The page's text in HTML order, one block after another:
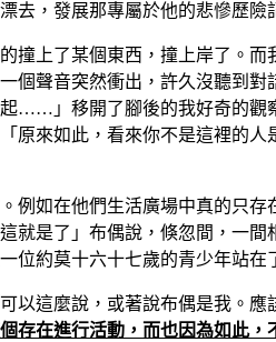
去，發展那專屬於他的悲慘歷險
撞上了某個東西，撞上岸了。
個聲音突然衝出，許久沒聽到對
……」移開了腳後的我好奇的觀
原來如此，看來你不是這裡的
例如在他們生活廣場中真的只存
就是了」布偶說，倏忽間，一
位約莫十六十七歲的青少年站在
以這麼說，或著說布偶是我。應
存在進行活動，而也因為如此，